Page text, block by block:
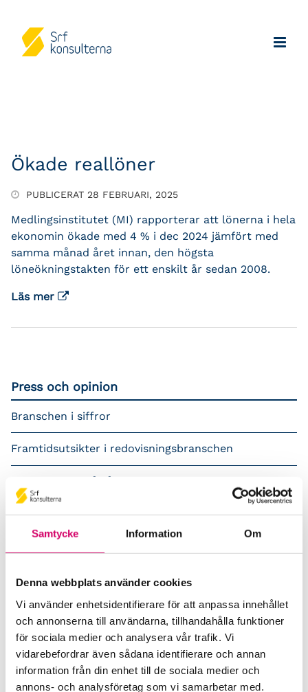
Samtycke Information Om
Denna webbplats använder cookies
Vi använder enhetsidentifierare för att anpassa innehållet
och annonserna till användarna, tillhandahålla funktioner
för sociala medier och analysera vår trafik. Vi
vidarebefordrar även sådana identifierare och annan
information från din enhet till de sociala medier och
annons- och analysföretag som vi samarbetar med.
Ökade reallöner
PUBLICERAT 28 FEBRUARI, 2025
Medlingsinstitutet (MI) rapporterar att lönerna i hela
ekonomin ökade med 4 % i dec 2024 jämfört med
samma månad året innan, den högsta
löneökningstakten för ett enskilt år sedan 2008.
Läs mer
Press och opinion
Branschen i siffror
Framtidsutsikter i redovisningsbranschen
Prenumerera på våra nyhetsbrev
Pressrum
Remisser
Samverkan med myndigheter och organisationer
Srf Fokusrapport 2024 – insikter för hållbart
företagande